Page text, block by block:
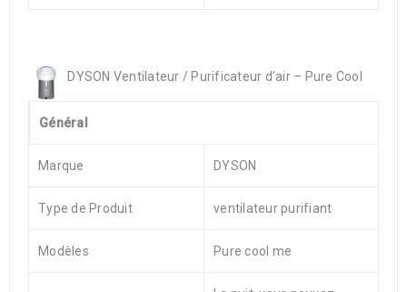
DYSON Ventilateur / Purificateur d’air – Pure Cool
Général
Marque DYSON
Type de Produit ventilateur purifiant
Modèles Pure cool me